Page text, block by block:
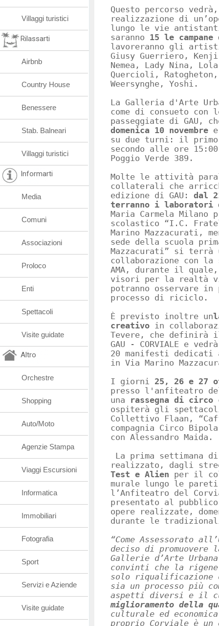
Questo percorso
realizzazione di
lungo le vie
saranno 15 le campane
lavoreranno gli artisti
Giusy Guerriero,
Nemea, Lady Nina,
Quercioli, Ratogheton,
Weersynghe, Yoshi.
La Galleria d'Arte
come di consueto
passeggiate di GAU,
domenica 10 novembre
su due turni: il
secondo alle ore
Poggio Verde 389.
Molte le attività
collaterali che
edizione di GAU: dal
terranno i laboratori
Maria Carmela Milano
scolastico “I.C.
Marino Mazzacurati,
sede della scuola
Mazzacurati” si
collaborazione con
AMA, durante il
visori per la realtà
potranno osservare
processo di riciclo.
È previsto inoltre un
creativo in
Tevere, che definirà
GAU - CORVIALE e
20 manifesti dedicati
in Via Marino
I giorni 25, 26 e 27
presso l'anfiteatro
una
rassegna di circo
ospiterà gli spettacoli
Collettivo Flaan,
compagnia Circo
con Alessandro Maida.
La prima settimana di
realizzato, dagli
Test e Alien per il
murale lungo le pareti
l’Anfiteatro del
presentato al
opere realizzate,
durante le
“Come Assessorato
deciso di promuovere
Gallerie d’Arte
convinti che la
solo riqualificazione
sia un processo più
aspetti diversi e il
miglioramento della
culturale ed
proprio Corviale è un
Villaggi turistici
Rilassarti
Airbnb
Country House
Benessere
Stab. Balneari
Villaggi turistici
Informarti
Media
Comuni
Associazioni
Proloco
Enti
Spettacoli
Visite guidate
Altro
Orchestre
Shopping
Auto/Moto
Agenzie Stampa
Viaggi Escursioni
Informatica
Immobiliari
Fotografia
Sport
Servizi e Aziende
Visite guidate